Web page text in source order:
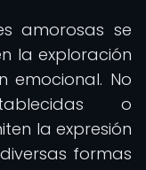
amorosas se
la exploración
emocional. No
o
la expresión
formas